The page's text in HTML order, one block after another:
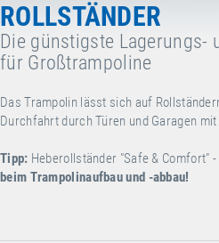
ROLLSTÄNDER
Die günstigste Lagerungs-
für Großtrampoline
Das Trampolin lässt sich auf
Durchfahrt durch Türen und Garagen
Tipp: Heberollständer "Safe & Comfort" -
beim Trampolinaufbau und -abbau!